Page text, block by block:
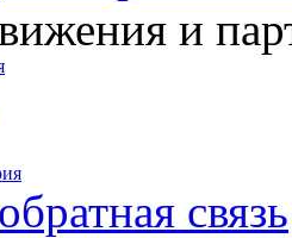
и
обратная связь